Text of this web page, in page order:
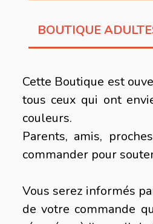
BOUTIQUE
Cette Boutique est
tous ceux qui ont
couleurs.
Parents, amis,
commander pour
Vous serez informés
de votre commande